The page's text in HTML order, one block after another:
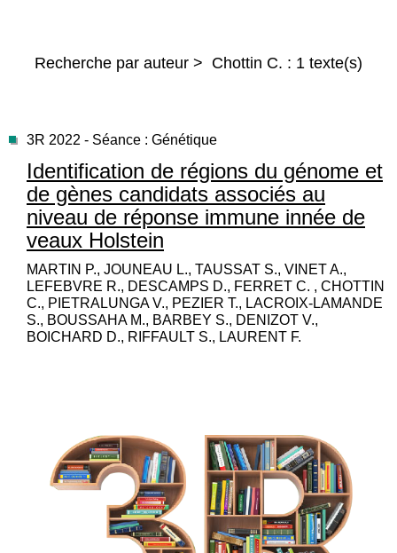
Recherche par auteur > Chottin C. : 1 texte(s)
3R 2022 - Séance : Génétique
Identification de régions du génome et
de gènes candidats associés au
niveau de réponse immune innée de
veaux Holstein
MARTIN P., JOUNEAU L., TAUSSAT S., VINET A.,
LEFEBVRE R., DESCAMPS D., FERRET C. , CHOTTIN
C., PIETRALUNGA V., PEZIER T., LACROIX-LAMANDE
S., BOUSSAHA M., BARBEY S., DENIZOT V.,
BOICHARD D., RIFFAULT S., LAURENT F.